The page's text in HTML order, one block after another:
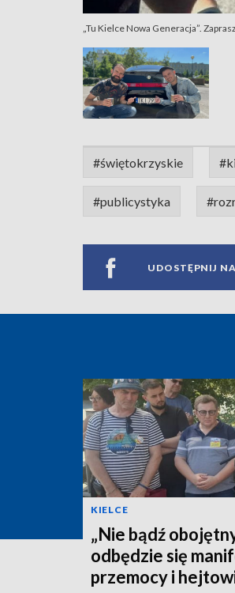
„Tu Kielce Nowa Generacja”.
#świętokrzyskie
#publicystyka
UDOSTĘPNIJ
KIELCE
„Nie bądź
odbędzie się
przemocy i